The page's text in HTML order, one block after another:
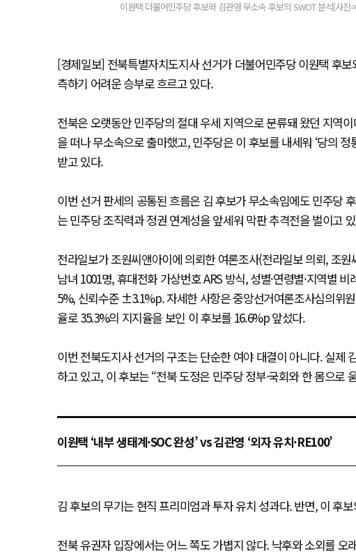
이원택 더불어민주당 후보와 김관영 무소속 후보의 SWOT 분석[사진
[경제일보] 전북특별자치도지사 선거가 더불어민주당 이원택 후
측하기 어려운 승부로 흐르고 있다.
전북은 오랫동안 민주당의 절대 우세 지역으로 분류돼 왔던 지역
을 떠나 무소속으로 출마했고, 민주당은 이 후보를 내세워 ‘당의
받고 있다.
이번 선거 판세의 공통된 흐름은 김 후보가 무소속임에도 민주당
는 민주당 조직력과 정권 연계성을 앞세워 막판 추격전을 벌이고
전라일보가 조원씨앤아이에 의뢰한 여론조사(전라일보 의뢰, 조
남녀 1001명, 휴대전화 가상번호 ARS 방식, 성별·연령별·지역별
5%, 신뢰수준 ±3.1%p. 자세한 사항은 중앙선거여론조사심의위
율로 35.3%의 지지율을 보인 이 후보를 16.6%p 앞섰다.
이번 전북도지사 선거의 구조는 단순한 여야 대결이 아니다. 실제
하고 있고, 이 후보는 “전북 도정은 민주당 정부·국회와 한 몸으로
이원택 ‘내부 생태계·SOC 완성’ vs 김관영 ‘외자 유치·RE100’
김 후보의 무기는 현직 프리미엄과 투자 유치 성과다. 반면, 이 후
전북 유권자 입장에서는 어느 쪽도 가볍지 않다. 낙후와 소외를